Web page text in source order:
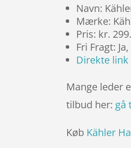
Navn:
Mærke:
Pris: kr.
Fri Fragt:
Direkte link
Mange leder
tilbud her: gå
Køb Kähler